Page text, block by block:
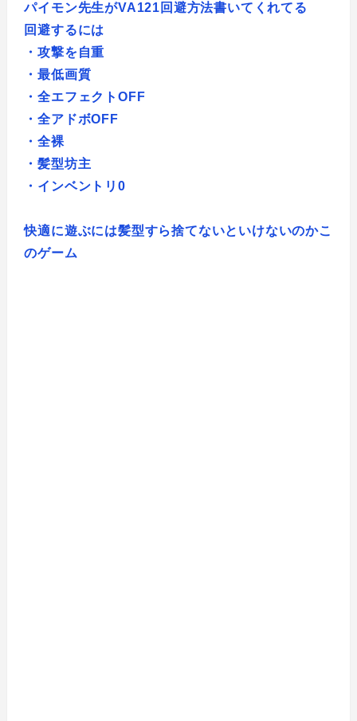
パイモン先生がVA121回避方法書いてくれてる
回避するには
・攻撃を自重
・最低画質
・全エフェクトOFF
・全アドボOFF
・全裸
・髪型坊主
・インベントリ0
快適に遊ぶには髪型すら捨てないといけないのかこ
のゲーム